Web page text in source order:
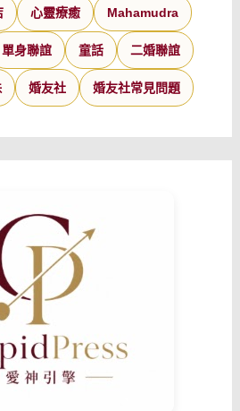
心靈療癒 Mahamudra
單身聯誼 童話 二婚聯誼
婚友社 婚友社常見問題